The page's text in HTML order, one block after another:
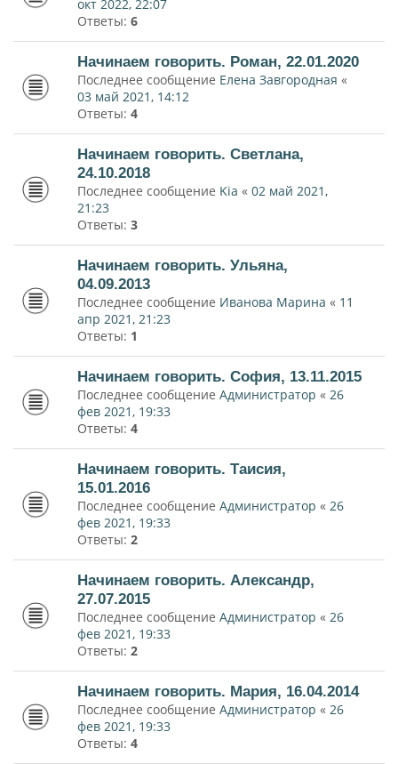
окт 2022, 22:07
Ответы: 6
Начинаем говорить. Роман, 22.01.2020
Последнее сообщение Елена Завгородная «
03 май 2021, 14:12
Ответы: 4
Начинаем говорить. Светлана,
24.10.2018
Последнее сообщение Kia « 02 май 2021,
21:23
Ответы: 3
Начинаем говорить. Ульяна,
04.09.2013
Последнее сообщение Иванова Марина « 11
апр 2021, 21:23
Ответы: 1
Начинаем говорить. София, 13.11.2015
Последнее сообщение Администратор « 26
фев 2021, 19:33
Ответы: 4
Начинаем говорить. Таисия,
15.01.2016
Последнее сообщение Администратор « 26
фев 2021, 19:33
Ответы: 2
Начинаем говорить. Александр,
27.07.2015
Последнее сообщение Администратор « 26
фев 2021, 19:33
Ответы: 2
Начинаем говорить. Мария, 16.04.2014
Последнее сообщение Администратор « 26
фев 2021, 19:33
Ответы: 4